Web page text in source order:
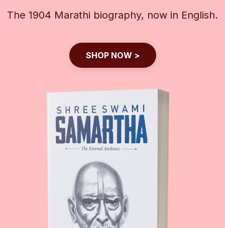
श्री साटम महाराजांच्या अवतारकार्य तसेच
SHOP NOW >